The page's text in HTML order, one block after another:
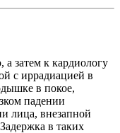
затем к кардиологу
с иррадиацией в
в покое,
падении
лица, внезапной
в таких